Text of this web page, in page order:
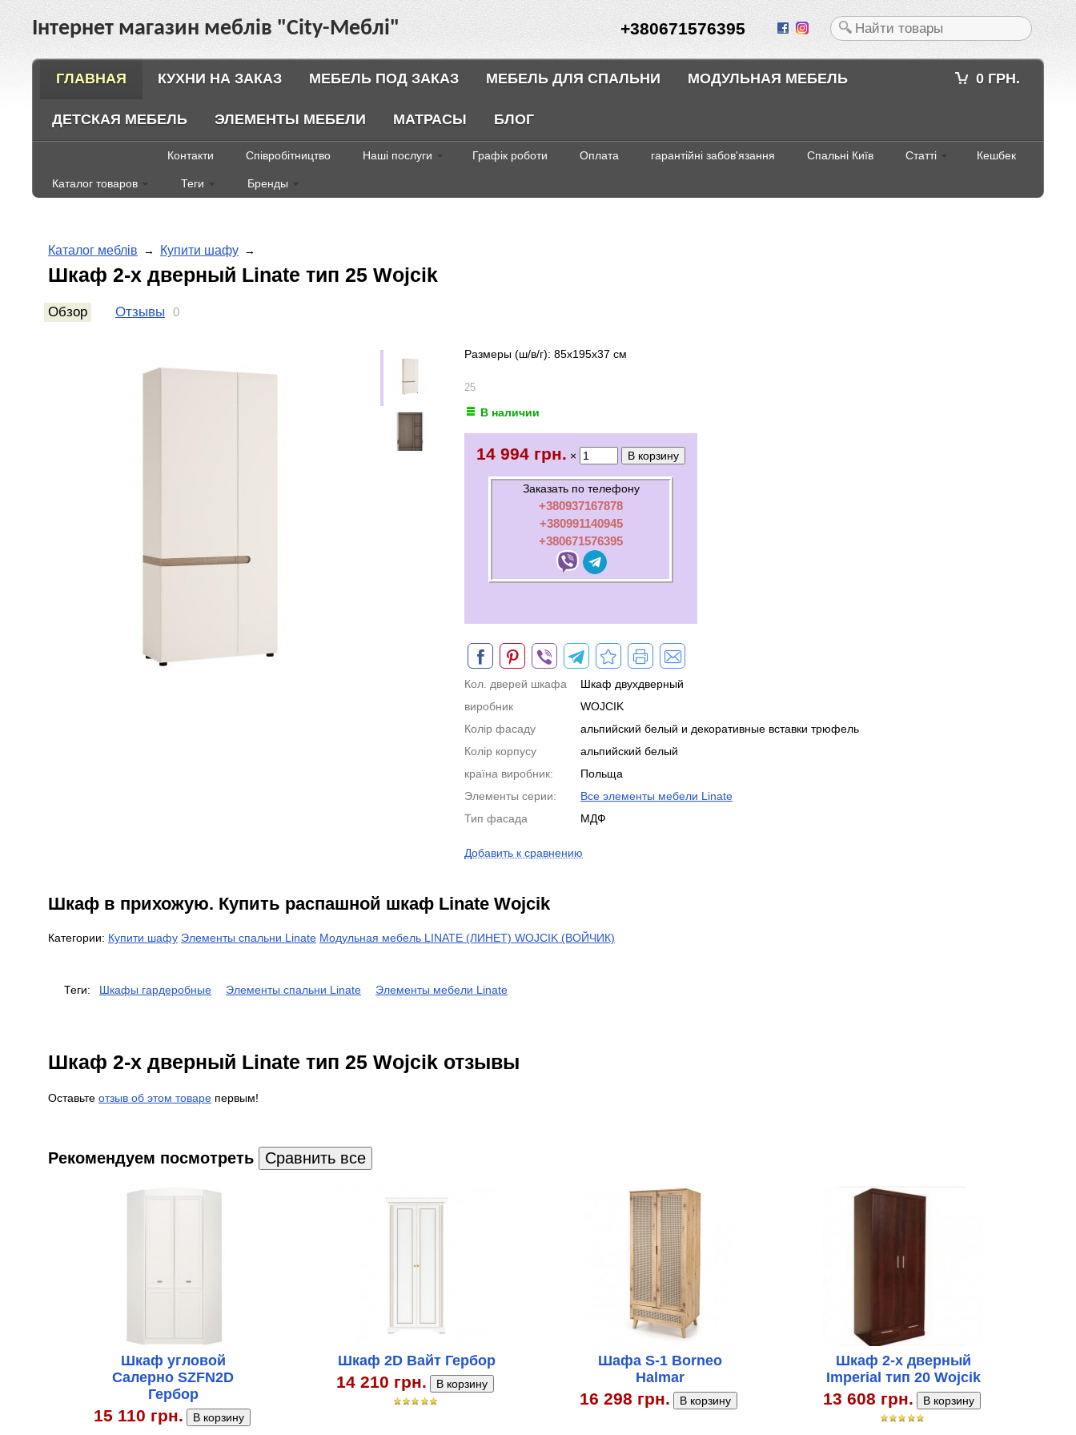
+380671576395
Інтернет магазин меблів "City-Меблі"
0 ГРН.
ГЛАВНАЯ КУХНИ НА ЗАКАЗ МЕБЕЛЬ ПОД ЗАКАЗ МЕБЕЛЬ ДЛЯ СПАЛЬНИ МОДУЛЬНАЯ МЕБЕЛЬ
ДЕТСКАЯ МЕБЕЛЬ ЭЛЕМЕНТЫ МЕБЕЛИ МАТРАСЫ БЛОГ
Контакти Співробітництво Наші послуги Графік роботи Оплата гарантійні забов'язання Спальні Київ Статті Кешбек
Каталог товаров Теги Бренды
Каталог меблів → Купити шафу →
Шкаф 2-х дверный Linate тип 25 Wojcik
Обзор Отзывы 0
Размеры (ш/в/г): 85x195x37 см
25
В наличии
14 994 грн. ×
Заказать по телефону
+380937167878
+380991140945
+380671576395
Кол. дверей шкафа
Шкаф двухдверный
виробник
WOJCIK
Колір фасаду
альпийский белый и декоративные вставки трюфель
Колір корпусу
альпийский белый
країна виробник:
Польща
Элементы серии:
Все элементы мебели Linate
Тип фасада
МДФ
Добавить к сравнению
Шкаф в прихожую. Купить распашной шкаф Linate Wojcik
Категории: Купити шафу Элементы спальни Linate Модульная мебель LINATE (ЛИНЕТ) WOJCIK (ВОЙЧИК)
Теги: Шкафы гардеробные Элементы спальни Linate Элементы мебели Linate
Шкаф 2-х дверный Linate тип 25 Wojcik отзывы
Оставьте отзыв об этом товаре первым!
Рекомендуем посмотреть
Шкаф угловой
Салерно SZFN2D
Гербор
15 110 грн.
Шкаф 2D Вайт Гербор
14 210 грн.
Шафа S-1 Borneo
Halmar
16 298 грн.
Шкаф 2-х дверный
Imperial тип 20 Wojcik
13 608 грн.